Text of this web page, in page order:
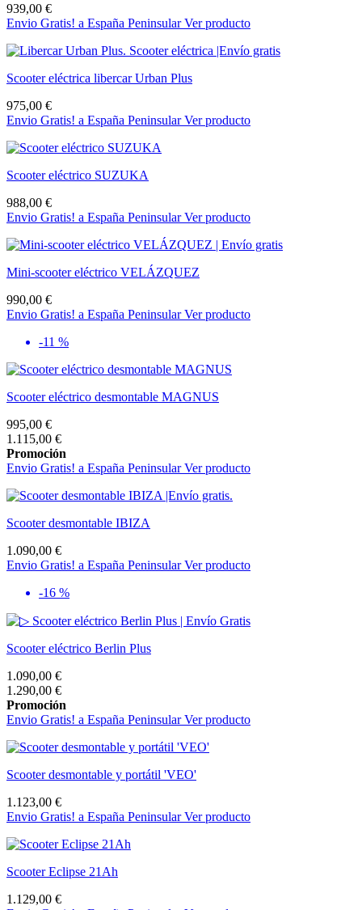
939,00 €
Envio Gratis! a España PeninsularVer producto
Scooter eléctrica libercar Urban Plus
975,00 €
Envio Gratis! a España PeninsularVer producto
Scooter eléctrico SUZUKA
988,00 €
Envio Gratis! a España PeninsularVer producto
Mini-scooter eléctrico VELÁZQUEZ
990,00 €
Envio Gratis! a España PeninsularVer producto
-11 %
Scooter eléctrico desmontable MAGNUS
995,00 €
1.115,00 €
Promoción
Envio Gratis! a España PeninsularVer producto
Scooter desmontable IBIZA
1.090,00 €
Envio Gratis! a España PeninsularVer producto
-16 %
Scooter eléctrico Berlin Plus
1.090,00 €
1.290,00 €
Promoción
Envio Gratis! a España PeninsularVer producto
Scooter desmontable y portátil 'VEO'
1.123,00 €
Envio Gratis! a España PeninsularVer producto
Scooter Eclipse 21Ah
1.129,00 €